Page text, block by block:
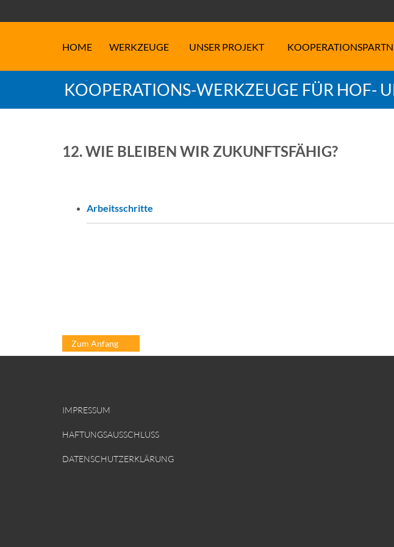
HOME WERKZEUGE UNSER PROJEKT
KOOPERATIONS-WERKZEUGE FÜR HOF-
12. WIE BLEIBEN WIR ZUKUNFTSFÄHIG?
Arbeitsschritte
Zum Anfang
IMPRESSUM
HAFTUNGSAUSSCHLUSS
DATENSCHUTZERKLÄRUNG